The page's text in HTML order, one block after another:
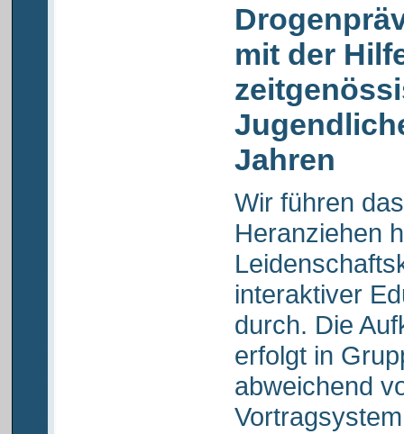
mit der
Jahren
Wir führen
Heranziehen
interaktiver
durch. Die
erfolgt in
abweichend